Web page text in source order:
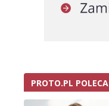
PROTO.PL POLECA